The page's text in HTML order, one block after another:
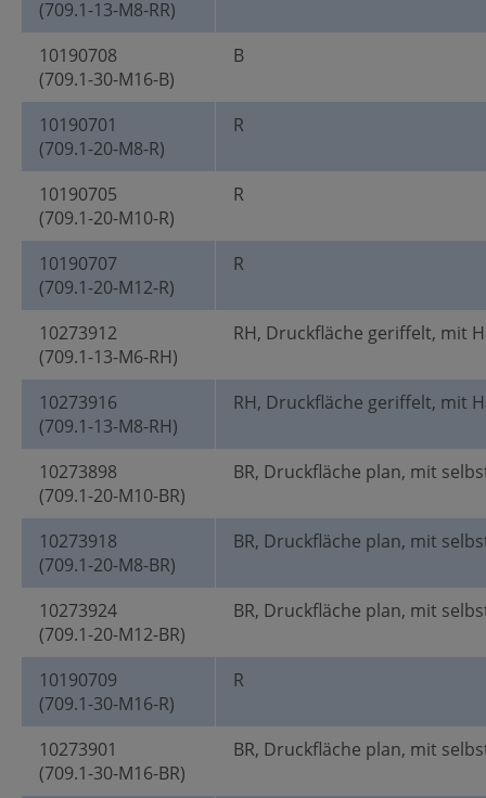
(709.1-13-M8-RR)
10190708
(709.1-30-M16-B)
B
10190701
(709.1-20-M8-R)
R
10190705
(709.1-20-M10-R)
R
10190707
(709.1-20-M12-R)
R
10273912
(709.1-13-M6-RH)
RH, Druckfläche geriffelt, mit
10273916
(709.1-13-M8-RH)
RH, Druckfläche geriffelt, mit
10273898
(709.1-20-M10-BR)
BR, Druckfläche plan, mit
10273918
(709.1-20-M8-BR)
BR, Druckfläche plan, mit
10273924
(709.1-20-M12-BR)
BR, Druckfläche plan, mit
10190709
(709.1-30-M16-R)
R
10273901
(709.1-30-M16-BR)
BR, Druckfläche plan, mit